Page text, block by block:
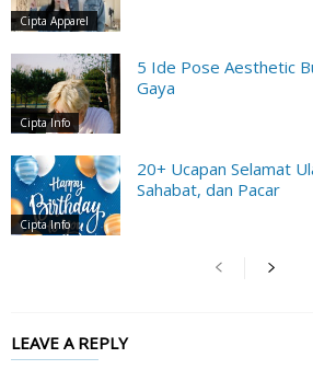
Cipta Apparel
Cipta Info
5 Ide Pose Aesthetic
Gaya
Cipta Info
20+ Ucapan Selamat
Sahabat, dan Pacar
LEAVE A REPLY